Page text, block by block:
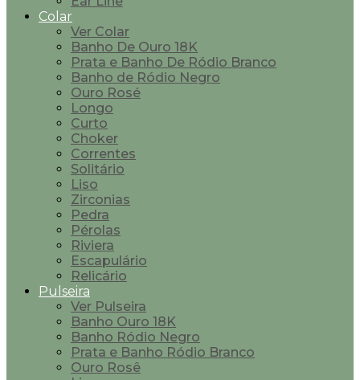
Colar
Ver Colar
Banho De Ouro 18K
Prata e Banho De Ródio Branco
Banho de Ródio Negro
Ouro Rosé
Longo
Curto
Choker
Correntes
Solitário
Liso
Zirconias
Pedra
Pérolas
Riviera
Escapulário
Relicário
Pulseira
Ver Pulseira
Banho Ouro 18K
Banho Ródio Negro
Prata e Banho Ródio Branco
Ouro Rosê